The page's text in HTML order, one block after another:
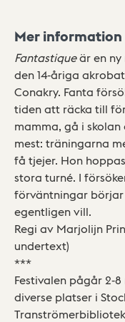
Mer information
Fantastiqueär en ny
den 14-åriga
Conakry. Fanta
tiden att räcka till
mamma, gå i
mest: träningarna
få tjejer. Hon
stora turné. I
förväntningar
egentligen vill.
Regi av Marjolijn
undertext)
***
Festivalen pågår 2-
diverse platser i